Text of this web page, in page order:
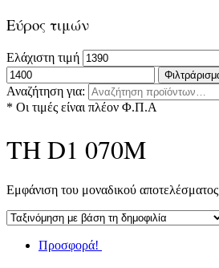
Εύρος τιμών
Ελάχιστη τιμή
Αναζήτηση για:
* Οι τιμές είναι πλέον Φ.Π.Α
TH D1 070M
Εμφάνιση του μοναδικού αποτελέσματος
Προσφορά!